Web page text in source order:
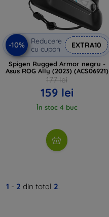
-10%
Reducere
cu cupon
EXTRA10
Spigen Rugged Armor negru -
Asus ROG Ally (2023) (ACS06921)
177 lei
159 lei
În stoc 4 buc
1 - 2 din total 2.